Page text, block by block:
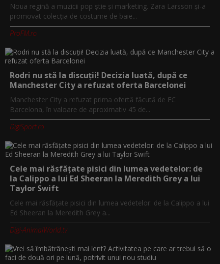
Noua regină a muzicii pop știe și marketing. Zara Larsson și-a
promovat colecția de costume de baie...
ProFM.ro
Rodri nu stă la discuții! Decizia luată, după ce
Manchester City a refuzat oferta Barcelonei
Manchester City a refuzat prima ofertă făcută de FC
Barcelona, în valoare de aproximativ 45 de...
DigiSport.ro
Cele mai răsfățate pisici din lumea vedetelor: de
la Calippo a lui Ed Sheeran la Meredith Grey a lui
Taylor Swift
Cele mai răsfățate pisici din lumea vedetelor: de la Calippo a lui
Ed Sheeran la Meredith Grey a...
Digi-AnimalWorld.tv